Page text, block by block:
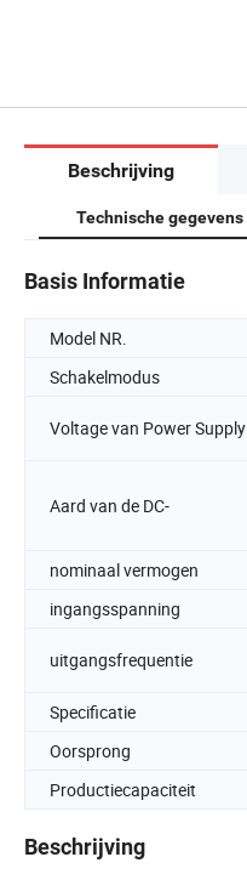
Beschrijving
Technische gegevens
Basis Informatie
Model NR.
Schakelmodus
Voltage van Power Supply
Aard van de DC-
nominaal vermogen
ingangsspanning
uitgangsfrequentie
Specificatie
Oorsprong
Productiecapaciteit
Beschrijving